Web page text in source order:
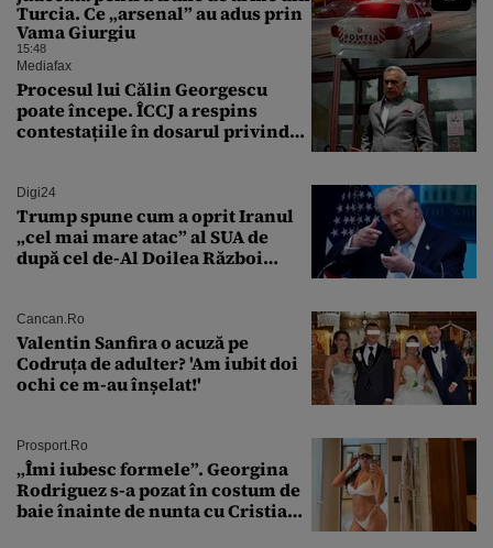
Turcia. Ce „arsenal” au adus prin
Vama Giurgiu
15:48
Mediafax
Procesul lui Călin Georgescu
poate începe. ÎCCJ a respins
contestațiile în dosarul privind
Digi24
Trump spune cum a oprit Iranul
„cel mai mare atac” al SUA de
după cel de-Al Doilea Război
Cancan.ro
Valentin Sanfira o acuză pe
Codruța de adulter? 'Am iubit doi
ochi ce m-au înșelat!'
Prosport.ro
„Îmi iubesc formele”. Georgina
Rodriguez s-a pozat în costum de
baie înainte de nunta cu Cristiano